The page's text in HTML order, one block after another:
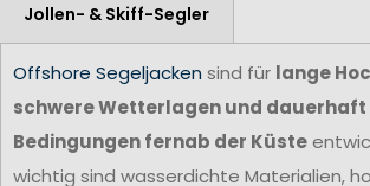
Jollen- & Skiff-Segler
Offshore Segeljacken sind für lange
schwere Wetterlagen und dauerhaft
Bedingungen fernab der Küste
wichtig sind wasserdichte Materialien,